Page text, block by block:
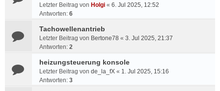
Letzter Beitrag von Holgi « 6. Jul 2025, 12:52
Antworten: 6
Tachowellenantrieb
Letzter Beitrag von Bertone78 « 3. Jul 2025, 21:37
Antworten: 2
heizungsteuerung konsole
Letzter Beitrag von de_la_fX « 1. Jul 2025, 15:16
Antworten: 3